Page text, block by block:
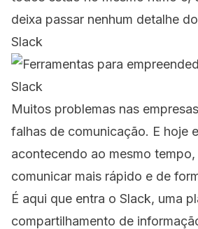
deixa passar nenhum detalhe
Slack
Slack
Muitos problemas nas
falhas de comunicação. E hoje
acontecendo ao mesmo
comunicar mais rápido e de
É aqui que entra o Slack, uma
compartilhamento de